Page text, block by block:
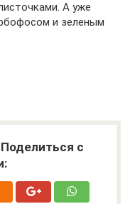
А уже
и зеленым
с